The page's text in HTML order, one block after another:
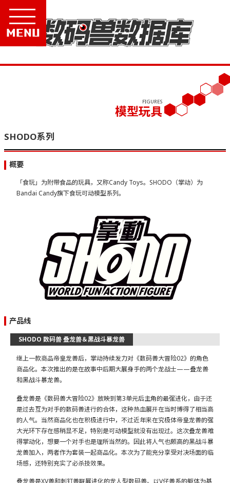
FIGURES
模型玩具
SHODO系列
概要
「食玩」为附带食品的玩具，又称Candy Toys。SHODO（掌动）为
Bandai Candy旗下食玩可动模型系列。
产品线
SHODO 数码兽 叠龙兽＆黑战斗暴龙兽
继上一款商品帝皇龙兽后，掌动持续发力对《数码兽大冒险02》的角色
商品化。本次推出的是在故事中后期大展身手的两个龙战士——叠龙兽
和黑战斗暴龙兽。
叠龙兽是《数码兽大冒险02》放映到第3单元后主角的最强进化，由于还
是过去互为对手的数码兽进行的合体，这种热血展开在当时博得了相当高
的人气。当然商品化也在积极进行中，不过近年来在究极体帝皇龙兽的强
大光环下存在感稍显不足，特别是可动模型就没有出现过。这次叠龙兽难
得掌动化，想要一个对手也是理所当然的。因此将人气也颇高的黑战斗暴
龙兽加入，两者作为套装一起商品化。本次为了能充分享受对决场面的临
场感，还特别充实了必杀技效果。
叠龙兽是XV兽和刺钉兽联展进化的龙人型数码兽。以V仔兽系的躯体为基